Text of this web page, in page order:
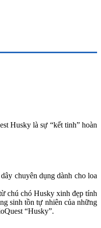
Husky là sự “kết tinh” hoàn
chuyên dụng dành cho loa
chú chó Husky xinh đẹp tính
sinh tồn tự nhiên của những
“Husky”.